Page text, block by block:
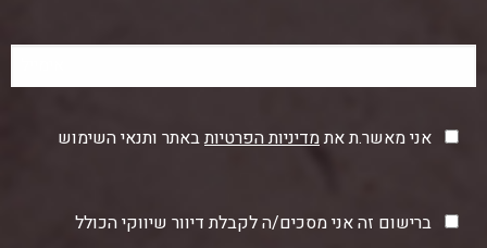
אני מאשר.ת אתמדיניות הפרטיותבאתר ותנאי השימוש
ברישום זה אני מסכים/ה לקבלת דיוור שיווקי הכולל